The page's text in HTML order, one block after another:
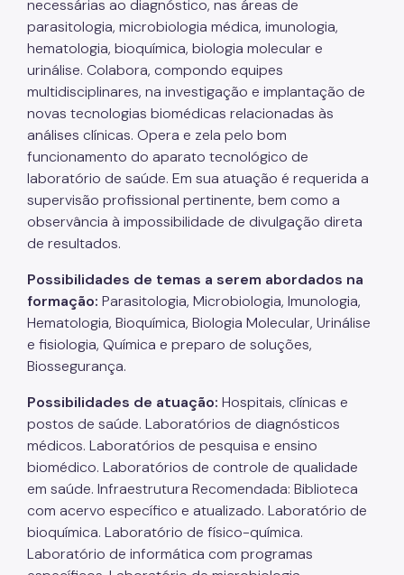
necessárias ao diagnóstico, nas áreas de
parasitologia, microbiologia médica, imunologia,
hematologia, bioquímica, biologia molecular e
urinálise. Colabora, compondo equipes
multidisciplinares, na investigação e implantação de
novas tecnologias biomédicas relacionadas às
análises clínicas. Opera e zela pelo bom
funcionamento do aparato tecnológico de
laboratório de saúde. Em sua atuação é requerida a
supervisão profissional pertinente, bem como a
observância à impossibilidade de divulgação direta
de resultados.
Possibilidades de temas a serem abordados na
formação: Parasitologia, Microbiologia, Imunologia,
Hematologia, Bioquímica, Biologia Molecular, Urinálise
e fisiologia, Química e preparo de soluções,
Biossegurança.
Possibilidades de atuação: Hospitais, clínicas e
postos de saúde. Laboratórios de diagnósticos
médicos. Laboratórios de pesquisa e ensino
biomédico. Laboratórios de controle de qualidade
em saúde. Infraestrutura Recomendada: Biblioteca
com acervo específico e atualizado. Laboratório de
bioquímica. Laboratório de físico-química.
Laboratório de informática com programas